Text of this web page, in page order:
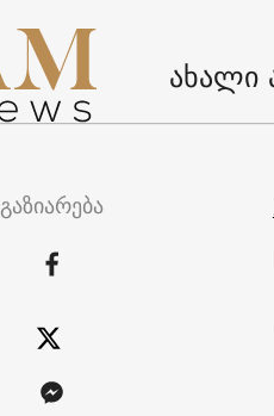
ახალი
გაზიარება